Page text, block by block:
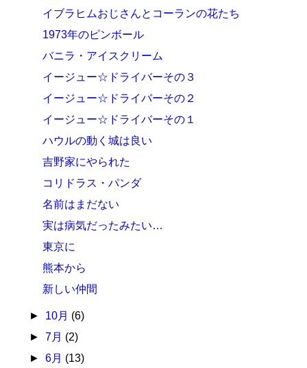
イブラヒムおじさんとコーランの花たち
1973年のピンボール
バニラ・アイスクリーム
イージュー☆ドライバーその３
イージュー☆ドライバーその２
イージュー☆ドライバーその１
ハウルの動く城は良い
吉野家にやられた
コリドラス・パンダ
名前はまだない
実は病気だったみたい…
東京に
熊本から
新しい仲間
► 10月 (6)
► 7月 (2)
► 6月 (13)